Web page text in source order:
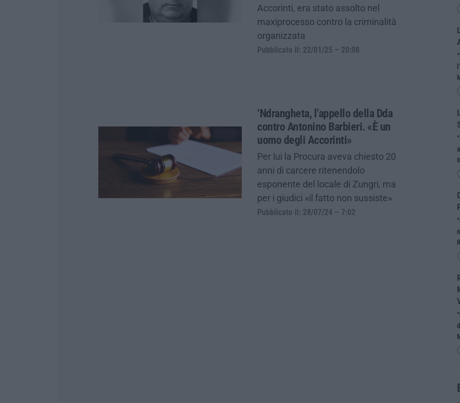
Accorinti, era stato assolto nel
maxiprocesso contro la criminalità
organizzata
Pubblicato il: 22/01/25 – 20:08
‘Ndrangheta, l’appello della Dda
contro Antonino Barbieri. «È un
uomo degli Accorinti»
Per lui la Procura aveva chiesto 20
anni di carcere ritenendolo
esponente del locale di Zungri, ma
per i giudici «il fatto non sussiste»
Pubblicato il: 28/07/24 – 7:02